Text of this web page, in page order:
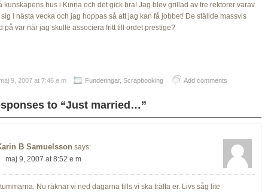
hus i Kinna och det gick bra! Jag blev grillad av tre rektorer varav
i nästa vecka och jag hoppas så att jag kan få jobbet! De ställde massvis
var när jag skulle associera fritt till ordet prestige?
9, 2007 at 7:46 e m Funderingar, Scrapbooking Add comments
to “Just married…”
B Samuelsson says:
maj 9, 2007 at 8:52 e m
Nu räknar vi ned dagarna tills vi ska träffa er. Livs såg lite